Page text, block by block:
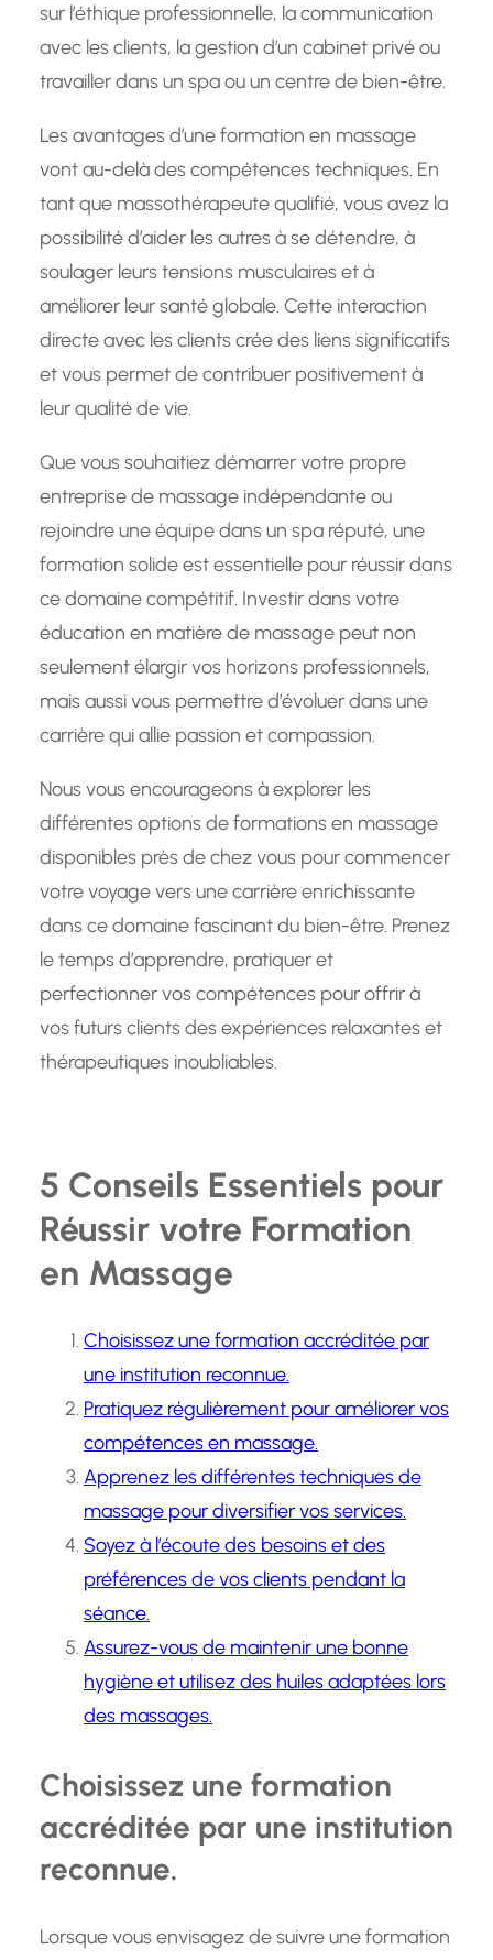
sur l’éthique professionnelle, la communication
avec les clients, la gestion d’un cabinet privé ou
travailler dans un spa ou un centre de bien-être.
Les avantages d’une formation en massage
vont au-delà des compétences techniques. En
tant que massothérapeute qualifié, vous avez la
possibilité d’aider les autres à se détendre, à
soulager leurs tensions musculaires et à
améliorer leur santé globale. Cette interaction
directe avec les clients crée des liens significatifs
et vous permet de contribuer positivement à
leur qualité de vie.
Que vous souhaitiez démarrer votre propre
entreprise de massage indépendante ou
rejoindre une équipe dans un spa réputé, une
formation solide est essentielle pour réussir dans
ce domaine compétitif. Investir dans votre
éducation en matière de massage peut non
seulement élargir vos horizons professionnels,
mais aussi vous permettre d’évoluer dans une
carrière qui allie passion et compassion.
Nous vous encourageons à explorer les
différentes options de formations en massage
disponibles près de chez vous pour commencer
votre voyage vers une carrière enrichissante
dans ce domaine fascinant du bien-être. Prenez
le temps d’apprendre, pratiquer et
perfectionner vos compétences pour offrir à
vos futurs clients des expériences relaxantes et
thérapeutiques inoubliables.
5 Conseils Essentiels pour
Réussir votre Formation
en Massage
Choisissez une formation accréditée par
une institution reconnue.
Pratiquez régulièrement pour améliorer vos
compétences en massage.
Apprenez les différentes techniques de
massage pour diversifier vos services.
Soyez à l’écoute des besoins et des
préférences de vos clients pendant la
séance.
Assurez-vous de maintenir une bonne
hygiène et utilisez des huiles adaptées lors
des massages.
Choisissez une formation
accréditée par une institution
reconnue.
Lorsque vous envisagez de suivre une formation